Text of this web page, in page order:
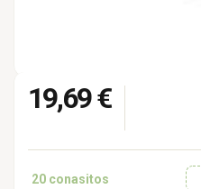
19,69 €
20 conasitos